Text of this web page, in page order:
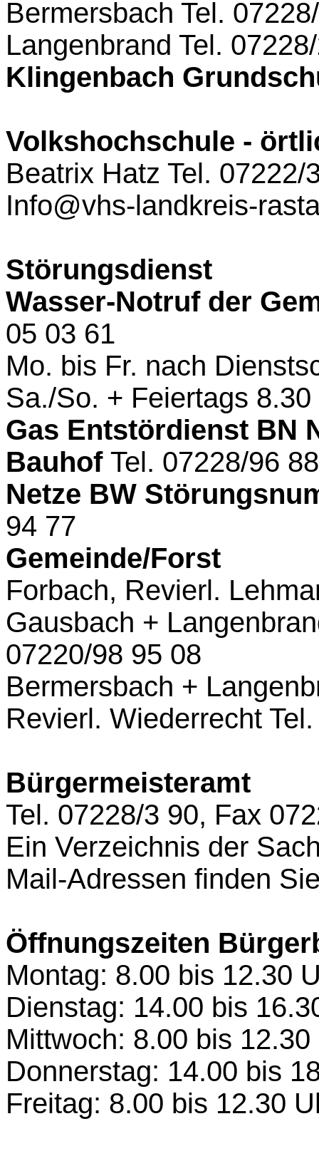
Bermersbach Tel.
Langenbrand Tel.
Klingenbach
Volkshochschule -
Beatrix Hatz Tel. 07222/
Info@vhs-landkreis-
Störungsdienst
Wasser-Notruf der
05 03 61
Mo. bis Fr. nach
Sa./So. + Feiertags
Gas Entstördienst BN
Bauhof Tel. 07228/96
Netze BW
94 77
Gemeinde/Forst
Forbach, Revierl.
Gausbach +
07220/98 95 08
Bermersbach +
Revierl. Wiederrecht
Bürgermeisteramt
Tel. 07228/3 90, Fax
Ein Verzeichnis der
Mail-Adressen finden
Öffnungszeiten
Montag: 8.00 bis 12.30
Dienstag: 14.00 bis
Mittwoch: 8.00 bis 12.30
Donnerstag: 14.00 bis
Freitag: 8.00 bis 12.30